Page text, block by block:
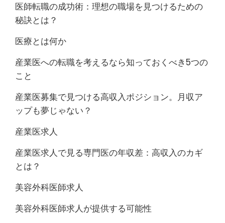
医師転職の成功術：理想の職場を見つけるための
秘訣とは？
医療とは何か
産業医への転職を考えるなら知っておくべき5つの
こと
産業医募集で見つける高収入ポジション。月収ア
ップも夢じゃない？
産業医求人
産業医求人で見る専門医の年収差：高収入のカギ
とは？
美容外科医師求人
美容外科医師求人が提供する可能性